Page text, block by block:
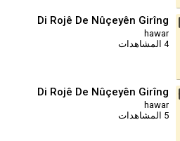
Di Rojê De Nûçeyên Girîng
hawar
Di Rojê De Nûçeyên Girîng
hawar